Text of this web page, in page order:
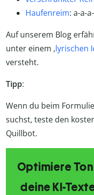
Haufenreim: a-a-
Auf unserem Blog
unter einem ‚lyrischen
versteht.
Tipp:
Wenn du beim
suchst, teste den
Quillbot.
Optimiere
deine KI-